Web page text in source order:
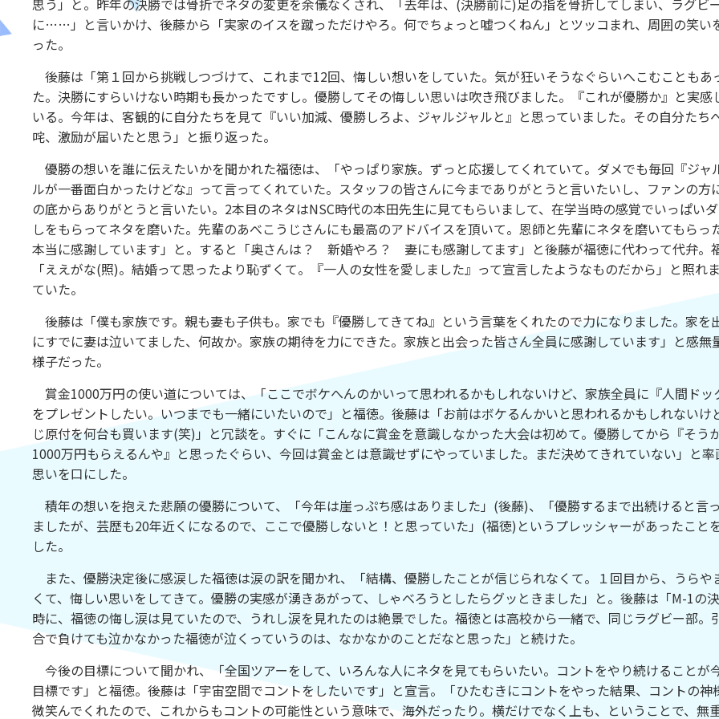
思う」と。昨年の決勝では骨折でネタの変更を余儀なくされ、「去年は、(決勝前に)足の指を骨折してしまい、ラグビ
に……」と言いかけ、後藤から「実家のイスを蹴っただけやろ。何でちょっと嘘つくねん」とツッコまれ、周囲の笑い
った。
後藤は「第１回から挑戦しつづけて、これまで12回、悔しい想いをしていた。気が狂いそうなぐらいへこむこともあ
た。決勝にすらいけない時期も長かったですし。優勝してその悔しい思いは吹き飛びました。『これが優勝か』と実感
いる。今年は、客観的に自分たちを見て『いい加減、優勝しろよ、ジャルジャルと』と思っていました。その自分たち
咤、激励が届いたと思う」と振り返った。
優勝の想いを誰に伝えたいかを聞かれた福徳は、「やっぱり家族。ずっと応援してくれていて。ダメでも毎回『ジャ
ルが一番面白かったけどな』って言ってくれていた。スタッフの皆さんに今までありがとうと言いたいし、ファンの方
の底からありがとうと言いたい。2本目のネタはNSC時代の本田先生に見てもらいまして、在学当時の感覚でいっぱい
しをもらってネタを磨いた。先輩のあべこうじさんにも最高のアドバイスを頂いて。恩師と先輩にネタを磨いてもらっ
本当に感謝しています」と。すると「奥さんは？ 新婚やろ？ 妻にも感謝してます」と後藤が福徳に代わって代弁。
「ええがな(照)。結婚って思ったより恥ずくて。『一人の女性を愛しました』って宣言したようなものだから」と照れ
ていた。
後藤は「僕も家族です。親も妻も子供も。家でも『優勝してきてね』という言葉をくれたので力になりました。家を
にすでに妻は泣いてました、何故か。家族の期待を力にできた。家族と出会った皆さん全員に感謝しています」と感無
様子だった。
賞金1000万円の使い道については、「ここでボケへんのかいって思われるかもしれないけど、家族全員に『人間ドッ
をプレゼントしたい。いつまでも一緒にいたいので」と福徳。後藤は「お前はボケるんかいと思われるかもしれないけ
じ原付を何台も買います(笑)」と冗談を。すぐに「こんなに賞金を意識しなかった大会は初めて。優勝してから『そう
1000万円もらえるんや』と思ったぐらい、今回は賞金とは意識せずにやっていました。まだ決めてきれていない」と率
思いを口にした。
積年の想いを抱えた悲願の優勝について、「今年は崖っぷち感はありました」(後藤)、「優勝するまで出続けると言
ましたが、芸歴も20年近くになるので、ここで優勝しないと！と思っていた」(福徳)というプレッシャーがあったこと
した。
また、優勝決定後に感涙した福徳は涙の訳を聞かれ、「結構、優勝したことが信じられなくて。１回目から、うらや
くて、悔しい思いをしてきて。優勝の実感が湧きあがって、しゃべろうとしたらグッときました」と。後藤は「M-1の
時に、福徳の悔し涙は見ていたので、うれし涙を見れたのは絶景でした。福徳とは高校から一緒で、同じラグビー部。
合で負けても泣かなかった福徳が泣くっていうのは、なかなかのことだなと思った」と続けた。
今後の目標について聞かれ、「全国ツアーをして、いろんな人にネタを見てもらいたい。コントをやり続けることが
目標です」と福徳。後藤は「宇宙空間でコントをしたいです」と宣言。「ひたむきにコントをやった結果、コントの神
微笑んでくれたので、これからもコントの可能性という意味で、海外だったり。横だけでなく上も、ということで、無